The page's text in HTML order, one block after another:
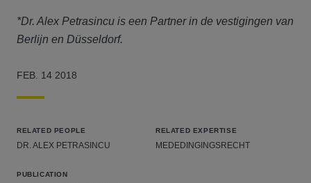
*Dr. Alex Petrasincu is een Partner in de vestigingen van
Berlijn en Düsseldorf.
FEB. 14 2018
RELATED PEOPLE
DR. ALEX PETRASINCU
RELATED EXPERTISE
MEDEDINGINGSRECHT
PUBLICATION